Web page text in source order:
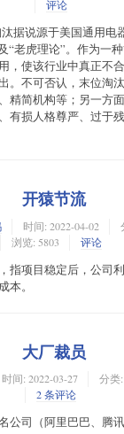
评论
据说源于美国通用电
“老虎理论”。作为一
，使该行业中真正不
。不可否认，末位淘
精简机构等；另一方
有损人格尊严、过于
开猿节流
时间: 2022-04-02
浏览: 5803
评论
指项目稳定后，公司
本。
大厂裁员
时间: 2022-03-27 分类:
2 条评论
公司（阿里巴巴、腾